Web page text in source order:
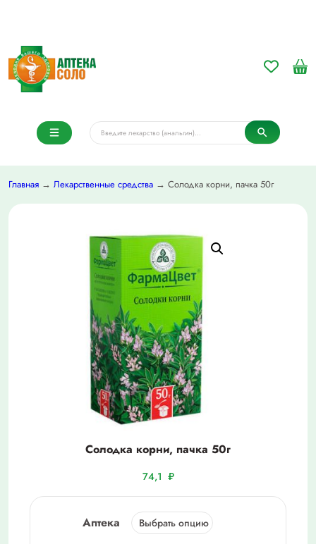
Главная → Лекарственные средства → Солодка корни, пачка 50г
Солодка корни, пачка 50г
74,1 ₽
Аптека